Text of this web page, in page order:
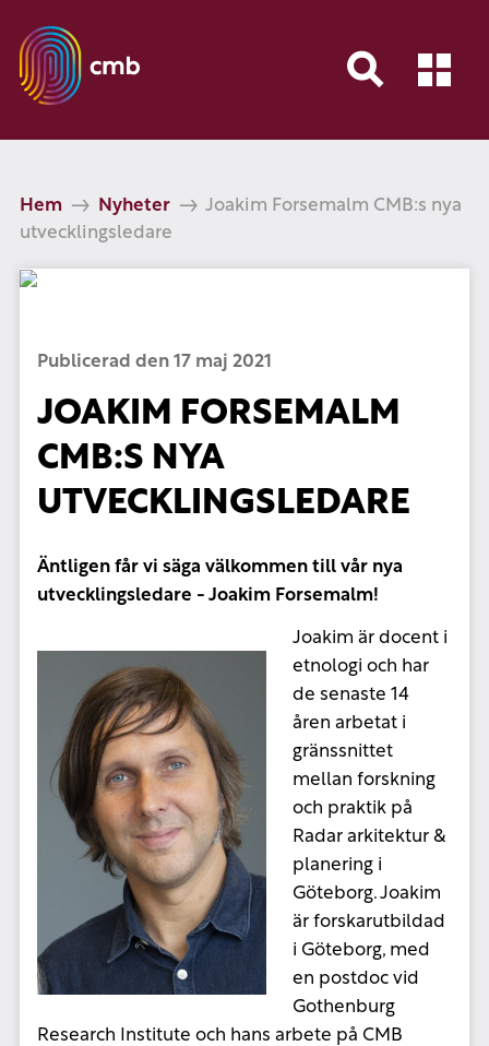
Hem Nyheter
Joakim Forsemalm CMB:s nya
utvecklingsledare
Publicerad den 17 maj 2021
JOAKIM FORSEMALM
CMB:S NYA
UTVECKLINGSLEDARE
Äntligen får vi säga välkommen till vår nya
utvecklingsledare - Joakim Forsemalm!
Joakim är docent i
etnologi och har
de senaste 14
åren arbetat i
gränssnittet
mellan forskning
och praktik på
Radar arkitektur &
planering i
Göteborg. Joakim
är forskarutbildad
i Göteborg, med
en postdoc vid
Gothenburg
Research Institute och hans arbete på CMB